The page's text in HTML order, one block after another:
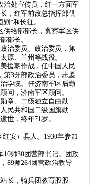
治处宣传员，红一方面军
，红军前敌总指挥部供
”和长征。
供给部部长，冀察军区供
部长。
治委员、政治委员，第
原、兰州等战役。
援朝作战，任中国人民
第3分部政治委员，志愿
学院。任济南军区后勤
问，济南军区顾问。
章、二级独立自由勋
民共和国二级国旗勋
世，终年71岁。
红安）县人。1930年参加
10师30团营部书记。团政
89师264团营政治教导
长，骑兵团教育股股